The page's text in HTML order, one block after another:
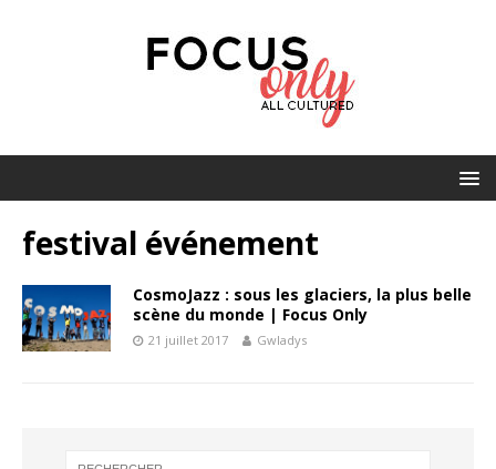
festival événement
CosmoJazz : sous les glaciers, la plus belle
scène du monde | Focus Only
21 juillet 2017 Gwladys